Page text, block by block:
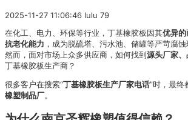
2025-11-27 11:06:46 lulu 79
在化工、电力、环保等行业，丁基橡胶板因其优异
抗老化能力 ，成为脱硫塔、污水池、储罐等严苛腐蚀
然而，面对市场上众多供应商，如何找到源头厂家
丁基橡胶板生产商？
很多客户在搜索“丁基橡胶板生产厂家电话”时，最
橡塑制品厂。